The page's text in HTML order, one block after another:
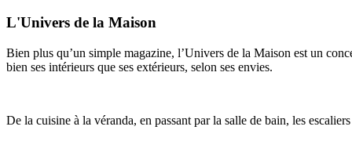
L'Univers de la Maison
Bien plus qu’un simple magazine, l’Univers de la Maison est un
bien ses intérieurs que ses extérieurs, selon ses envies.
De la cuisine à la véranda, en passant par la salle de bain, les